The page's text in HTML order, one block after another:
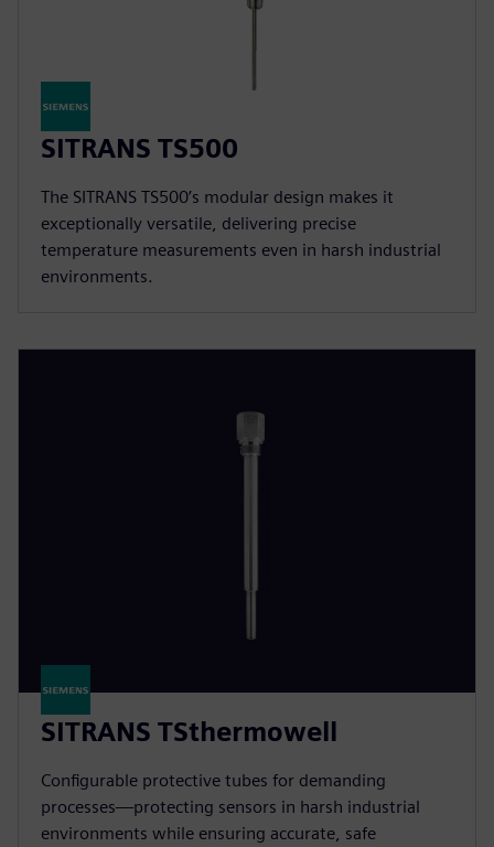
SITRANS TS500
The SITRANS TS500’s modular design makes it
exceptionally versatile, delivering precise
temperature measurements even in harsh industrial
environments.
SITRANS TSthermowell
Configurable protective tubes for demanding
processes—protecting sensors in harsh industrial
environments while ensuring accurate, safe